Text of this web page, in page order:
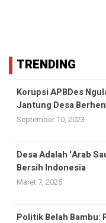
TRENDING
Korupsi APBDes
Jantung Desa
September 10, 2023
Desa Adalah ‘Arab
Bersih Indonesia
Maret 7, 2025
Politik Belah Bambu: